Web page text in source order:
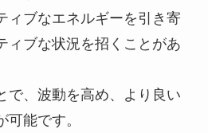
ィブなエネルギーを引き寄
ィブな状況を招くことがあ
で、波動を高め、より良い
能です。